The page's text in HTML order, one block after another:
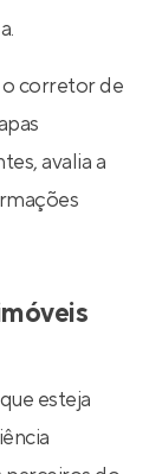
corretor de
avalia a
esteja